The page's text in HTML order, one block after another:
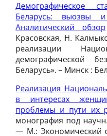
Демографическое
Беларусь: выозвы
Аналитический обзор
Красовская, Н.
реализации
демографической
Беларусь». – Минск :
Реализация
в интересах
проблемы и пути их
монография под
— М.: Экономический